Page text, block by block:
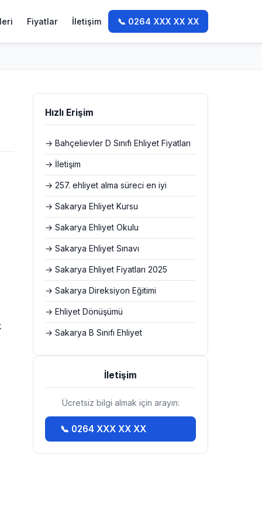
Fiyatlar İletişim 📞 0264 XXX XX XX
Hızlı Erişim
→ Bahçelievler D Sınıfı Ehliyet Fiyatları
→ İletişim
→ 257. ehliyet alma süreci en iyi
→ Sakarya Ehliyet Kursu
→ Sakarya Ehliyet Okulu
→ Sakarya Ehliyet Sınavı
→ Sakarya Ehliyet Fiyatları 2025
→ Sakarya Direksiyon Eğitimi
→ Ehliyet Dönüşümü
→ Sakarya B Sınıfı Ehliyet
İletişim
Ücretsiz bilgi almak için arayın:
📞 0264 XXX XX XX